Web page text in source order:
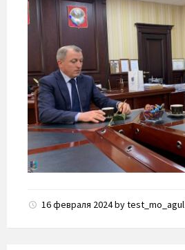
16 февраля 2024bytest_mo_agul